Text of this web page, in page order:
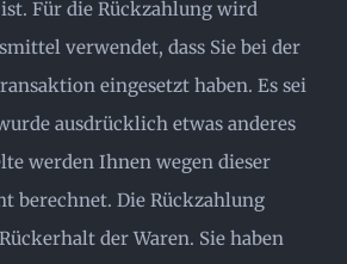
Für die Rückzahlung wird
verwendet, dass Sie bei der
eingesetzt haben. Es sei
ausdrücklich etwas anderes
werden Ihnen wegen dieser
berechnet. Die Rückzahlung
der Waren. Sie haben